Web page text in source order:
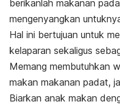
berikanlah makanan
mengenyangkan
Hal ini bertujuan untuk
kelaparan sekaligus
Memang membutuhkan
makan makanan padat,
Biarkan anak makan